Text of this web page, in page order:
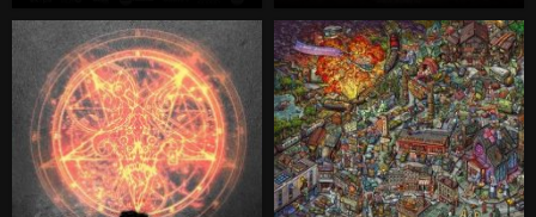
Гран Туризмо
Ад Данте
Шазам! 2 Ярость богов
Телохранитель на фрилансе